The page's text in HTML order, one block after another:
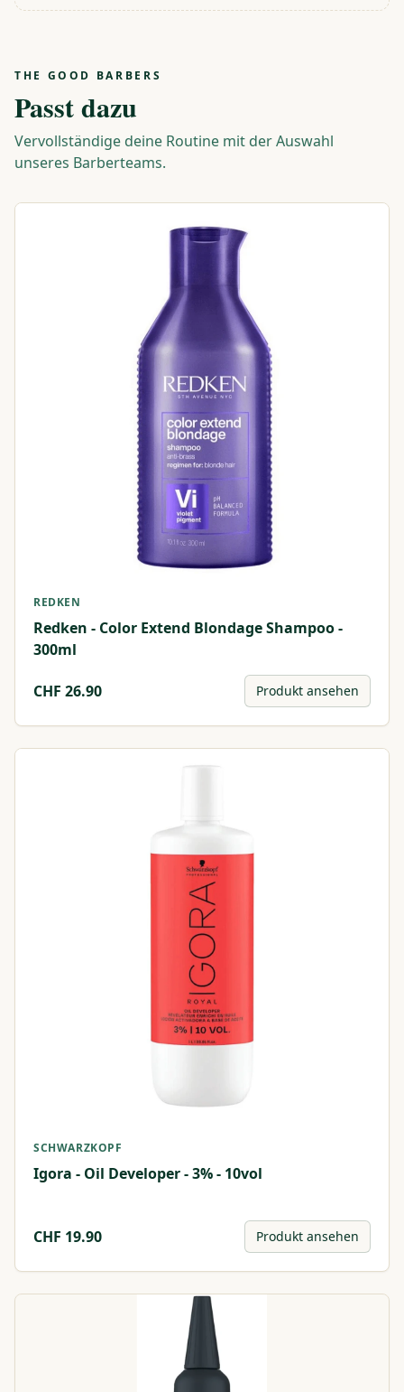
THE GOOD BARBERS
Passt dazu
Vervollständige deine Routine mit der Auswahl
unseres Barberteams.
REDKEN
Redken - Color Extend Blondage Shampoo -
300ml
CHF 26.90 Produkt ansehen
SCHWARZKOPF
Igora - Oil Developer - 3% - 10vol
CHF 19.90 Produkt ansehen